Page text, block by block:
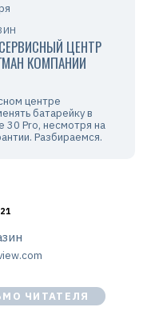
ЦЕНТР
КОМПАНИИ
центре
батарейку в
30 Pro, несмотря на
Разбираемся.
ЧИТАТЕЛЯ